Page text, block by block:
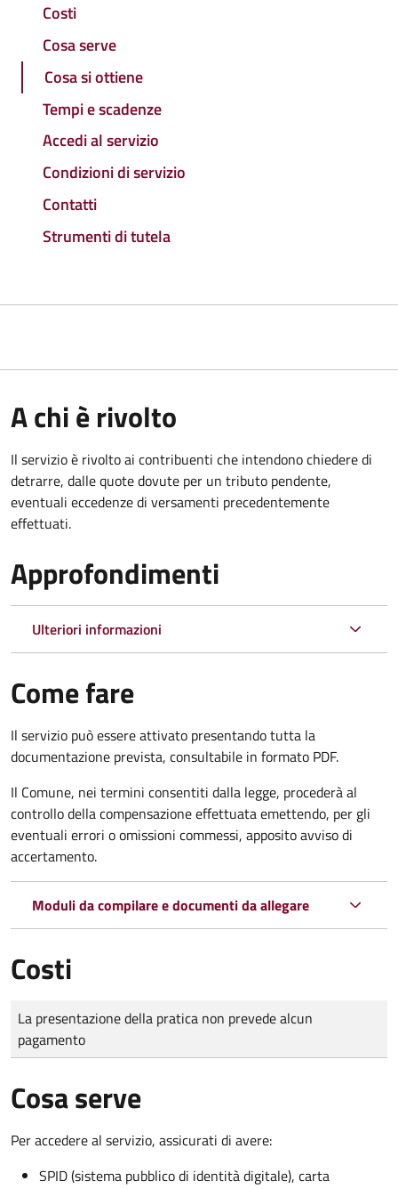
Costi
Cosa serve
Cosa si ottiene
Tempi e scadenze
Accedi al servizio
Condizioni di servizio
Contatti
Strumenti di tutela
A chi è rivolto
Il servizio è rivolto ai contribuenti che intendono chiedere di
detrarre, dalle quote dovute per un tributo pendente,
eventuali eccedenze di versamenti precedentemente
effettuati.
Approfondimenti
Ulteriori informazioni
Come fare
Il servizio può essere attivato presentando tutta la
documentazione prevista, consultabile in formato PDF.
Il Comune, nei termini consentiti dalla legge, procederà al
controllo della compensazione effettuata emettendo, per gli
eventuali errori o omissioni commessi, apposito avviso di
accertamento.
Moduli da compilare e documenti da allegare
Costi
Tipo di pagamento
Importo
La presentazione della pratica non prevede alcun
pagamento
Cosa serve
Per accedere al servizio, assicurati di avere:
SPID (sistema pubblico di identità digitale), carta